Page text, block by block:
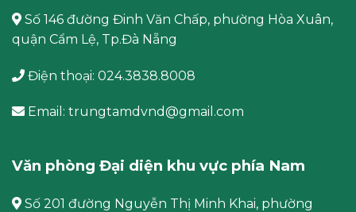
Số 146 đường Đinh Văn Chấp, phường Hòa Xuân,
quận Cẩm Lệ, Tp.Đà Nẵng
Điện thoại: 024.3838.8008
Email: trungtamdvnd@gmail.com
Văn phòng Đại diện khu vực phía Nam
Số 201 đường Nguyễn Thị Minh Khai, phường